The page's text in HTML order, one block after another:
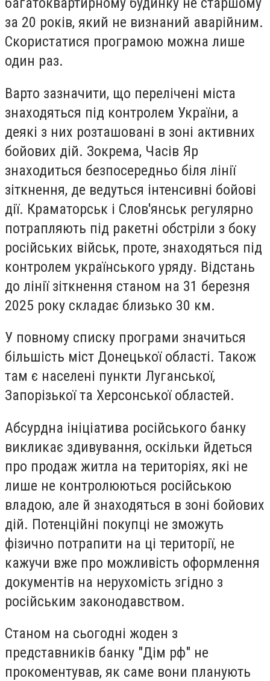
за 20 років, який не визнаний аварійним.
Скористатися програмою можна лише
один раз.
Варто зазначити, що перелічені міста
знаходяться під контролем України, а
деякі з них розташовані в зоні активних
бойових дій. Зокрема, Часів Яр
знаходиться безпосередньо біля лінії
зіткнення, де ведуться інтенсивні бойові
дії. Краматорськ і Слов'янськ регулярно
потрапляють під ракетні обстріли з боку
російських військ, проте, знаходяться під
контролем українського уряду. Відстань
до лінії зіткнення станом на 31 березня
2025 року складає близько 30 км.
У повному списку програми значиться
більшість міст Донецької області. Також
там є населені пункти Луганської,
Запорізької та Херсонської областей.
Абсурдна ініціатива російського банку
викликає здивування, оскільки йдеться
про продаж житла на територіях, які не
лише не контролюються російською
владою, але й знаходяться в зоні бойових
дій. Потенційні покупці не зможуть
фізично потрапити на ці території, не
кажучи вже про можливість оформлення
документів на нерухомість згідно з
російським законодавством.
Станом на сьогодні жоден з
представників банку "Дім рф" не
прокоментував, як саме вони планують